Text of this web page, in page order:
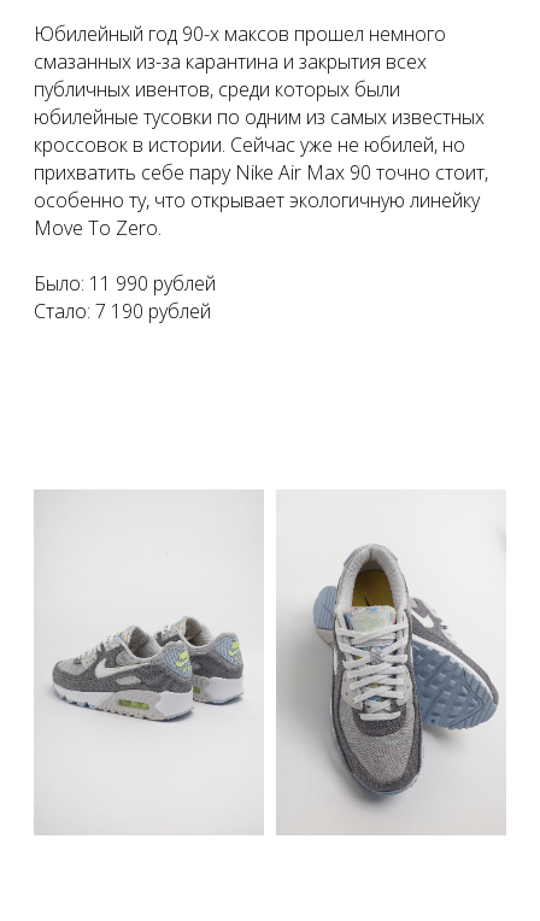
Юбилейный год 90-х максов прошел немного
смазанных из-за карантина и закрытия всех
публичных ивентов, среди которых были
юбилейные тусовки по одним из самых известных
кроссовок в истории. Сейчас уже не юбилей, но
прихватить себе пару Nike Air Max 90 точно стоит,
особенно ту, что открывает экологичную линейку
Move To Zero.
Было: 11 990 рублей
Стало: 7 190 рублей